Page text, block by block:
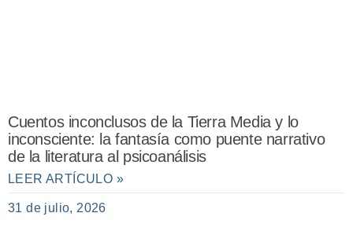
Cuentos inconclusos de la Tierra Media y lo
inconsciente: la fantasía como puente narrativo
de la literatura al psicoanálisis
LEER ARTÍCULO »
31 de julio, 2026